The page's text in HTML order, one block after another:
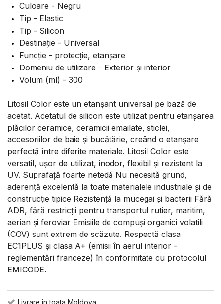
Culoare - Negru
Tip - Elastic
Tip - Silicon
Destinație - Universal
Funcție - protecție, etanșare
Domeniu de utilizare - Exterior și interior
Volum (ml) - 300
Litosil Color este un etanșant universal pe bază de
acetat. Acetatul de silicon este utilizat pentru etanșarea
plăcilor ceramice, ceramicii emailate, sticlei,
accesoriilor de baie și bucătărie, creând o etanșare
perfectă între diferite materiale. Litosil Color este
versatil, ușor de utilizat, inodor, flexibil și rezistent la
UV. Suprafață foarte netedă Nu necesită grund,
aderență excelentă la toate materialele industriale și de
construcție tipice Rezistență la mucegai și bacterii Fără
ADR, fără restricții pentru transportul rutier, maritim,
aerian și feroviar Emisiile de compuși organici volatili
(COV) sunt extrem de scăzute. Respectă clasa
EC1PLUS și clasa A+ (emisii în aerul interior -
reglementări franceze) în conformitate cu protocolul
EMICODE.
Livrare in toata Moldova